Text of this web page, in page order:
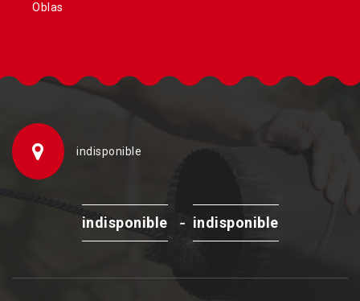
Oblas
indisponible
indisponible - indisponible